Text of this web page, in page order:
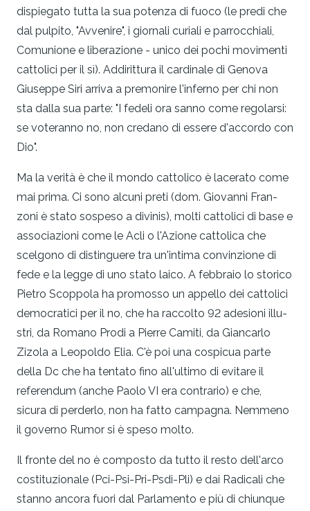
dispiegato tutta la sua potenza di fuoco (le predi­ che
dal pulpito, "Avvenire", i giornali curiali e parrocchiali,
Comunione e liberazione - unico dei pochi movimenti
cattolici per il sì). Addirittura il cardinale di Genova
Giuseppe Siri arriva a premonire l'inferno per chi non
sta dalla sua parte: "I fedeli ora sanno come regolarsi:
se voteranno no, non credano di essere d'accordo con
Dio".
Ma la verità è che il mondo cattolico è lace­rato come
mai prima. Ci sono alcuni preti (dom. Giovanni Fran­
zoni è stato sospeso a divinis), molti cattolici di base e
associa­zioni come le Acli o l'Azione cattolica che
scelgono di distinguere tra un'intima convinzione di
fede e la legge di uno stato laico. A febbraio lo storico
Pietro Scoppola ha promosso un appello dei cattolici
democratici per il no, che ha raccolto 92 adesioni illu­
stri, da Romano Prodi a Pierre Camiti, da Giancarlo
Zizola a Leopoldo Elia. C'è poi una cospicua parte
della Dc che ha tentato fino all'ultimo di evitare il
referendum (anche Paolo VI era con­trario) e che,
sicura di perderlo, non ha fatto campagna. Nem­meno
il governo Rumor si è speso molto.
Il fronte del no è composto da tutto il resto dell'arco
costitu­zionale (Pci-Psi-Pri-Psdi-Pli) e dai Radicali che
stanno ancora fuori dal Parlamento e più di chiunque